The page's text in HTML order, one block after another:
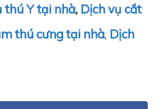
thú Y tại nhà, Dịch vụ cắt
thú cưng tại nhà, Dịch